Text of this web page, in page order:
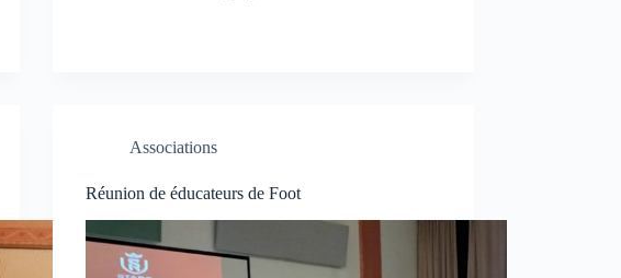
Associations
Réunion de éducateurs de Foot